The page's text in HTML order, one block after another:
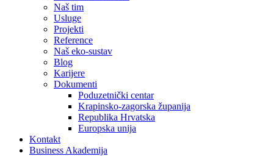
Naš tim
Usluge
Projekti
Reference
Naš eko-sustav
Blog
Karijere
Dokumenti
Poduzetnički centar
Krapinsko-zagorska županija
Republika Hrvatska
Europska unija
Kontakt
Business Akademija